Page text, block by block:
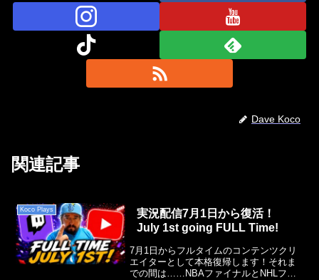
Dave Koco
関連記事
Koco Plays
実況配信7月1日から復活！
July 1st going FULL Time!
7月1日からフルタイムのコンテンツクリ
エイターとして本格復帰します！それま
での間は……NBAファイナルとNHLファ